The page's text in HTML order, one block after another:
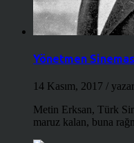
Yönetmen
14 Kasım, 2017 /
Metin Erksan, Türk
maruz kalan, buna